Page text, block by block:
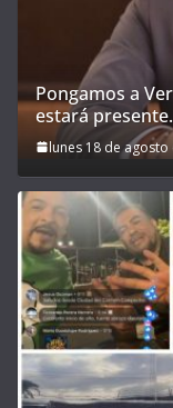
Pongamos a
estará presente.
lunes 18 de agosto